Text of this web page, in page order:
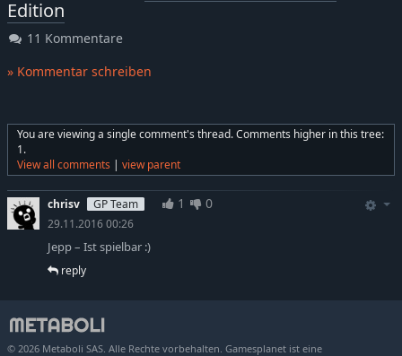
Edition
11 Kommentare
» Kommentar schreiben
You are viewing a single comment's thread. Comments higher in this tree:
1.
View all comments
view parent
chrisv GP Team 1 0
29.11.2016 00:26
Jepp – Ist spielbar :)
reply
© 2026 Metaboli SAS. Alle Rechte vorbehalten. Gamesplanet ist eine